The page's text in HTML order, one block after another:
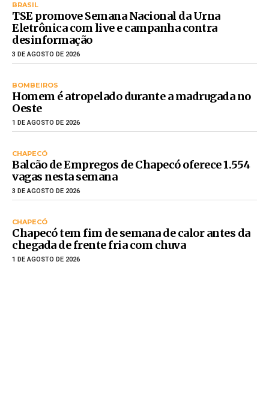
BRASIL
TSE promove Semana Nacional da Urna
Eletrônica com live e campanha contra
desinformação
3 DE AGOSTO DE 2026
BOMBEIROS
Homem é atropelado durante a madrugada no
Oeste
1 DE AGOSTO DE 2026
CHAPECÓ
Balcão de Empregos de Chapecó oferece 1.554
vagas nesta semana
3 DE AGOSTO DE 2026
CHAPECÓ
Chapecó tem fim de semana de calor antes da
chegada de frente fria com chuva
1 DE AGOSTO DE 2026